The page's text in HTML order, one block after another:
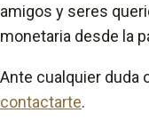
amigos y seres
monetaria desde la
Ante cualquier duda
contactarte.